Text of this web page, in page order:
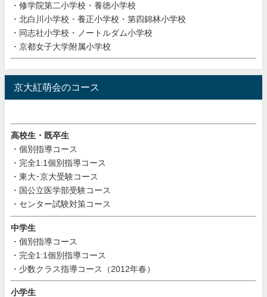
・修学院第二小学校・養徳小学校
・北白川小学校・養正小学校・第四錦林小学校
・同志社小学校・ノートルダム小学校
・京都女子大学附属小学校
京大紅萌会のコース
高校生・既卒生
・個別指導コース
・完全1:1個別指導コース
・東大･京大受験コース
・国公立医学部受験コース
・センター試験対策コース
中学生
・個別指導コース
・完全1:1個別指導コース
・少数クラス指導コース（2012年春）
小学生